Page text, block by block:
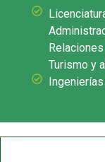
Turismo y
Ingenierías